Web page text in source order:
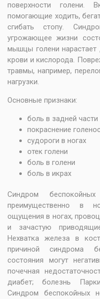
поверхности
помогающие ходить,
сгибать стопу.
угрожающее жизни
мышцы голени нарастает
крови и кислорода.
травмы, например,
нагрузки.
Основные признаки:
боль в задней части
покраснение
судороги в ногах
отек голени
боль в голени
боль в икрах
Синдром
преимущественно в
ощущения в ногах,
и зачастую
Нехватка железа в
причиной синдрома
состояния могут
почечная
диабет; болезнь
Синдром беспокойных